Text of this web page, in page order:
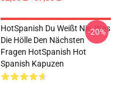
HotSpanish Du Weißt Nie, Was
Die Hölle Den Nächsten
Fragen HotSpanish Hot
Spanish Kapuzen
-20%